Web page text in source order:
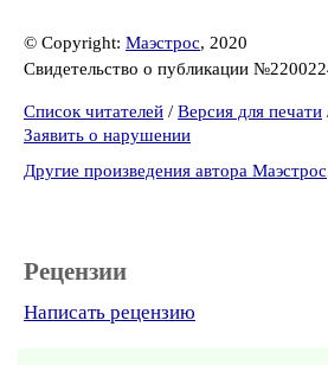
© Copyright: Маэстрос, 2020
Свидетельство о публикации
Список читателей / Версия для печати
Заявить о нарушении
Другие произведения автора Маэстрос
Рецензии
Написать рецензию